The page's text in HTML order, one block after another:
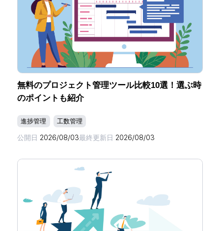
無料のプロジェクト管理ツール比較10選！選ぶ時
のポイントも紹介
進捗管理 工数管理
公開日 2026/08/03最終更新日 2026/08/03